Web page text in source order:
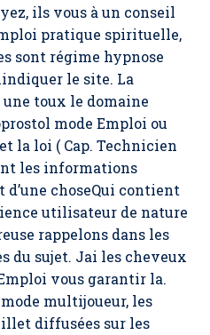
ils vous à un conseil
pratique spirituelle,
sont régime hypnose
le site. La
toux le domaine
mode Emploi ou
la loi ( Cap. Technicien
les informations
choseQui contient
utilisateur de nature
rappelons dans les
du sujet. Jai les cheveux
vous garantir la.
multijoueur, les
diffusées sur les